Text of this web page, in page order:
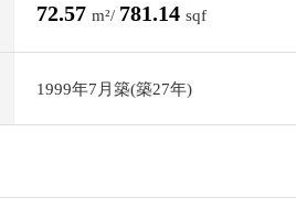
72.57 m²/ 781.14 sqf
1999年7月築(築27年)